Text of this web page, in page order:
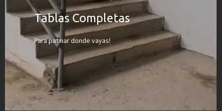
Tablas Completas
Para patinar donde vayas!